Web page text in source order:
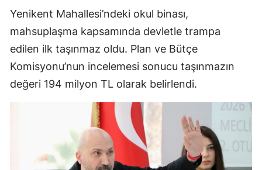
Yenikent Mahallesi’ndeki okul binası,
mahsuplaşma kapsamında devletle trampa
edilen ilk taşınmaz oldu. Plan ve Bütçe
Komisyonu’nun incelemesi sonucu taşınmazın
değeri 194 milyon TL olarak belirlendi.